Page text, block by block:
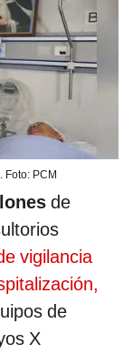
Foto: PCM
de
vigilancia
de
X